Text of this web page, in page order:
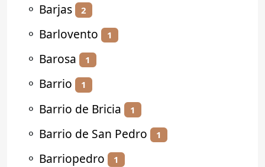
⚬ Barjas 2
⚬ Barlovento 1
⚬ Barosa 1
⚬ Barrio 1
⚬ Barrio de Bricia 1
⚬ Barrio de San Pedro 1
⚬ Barriopedro 1